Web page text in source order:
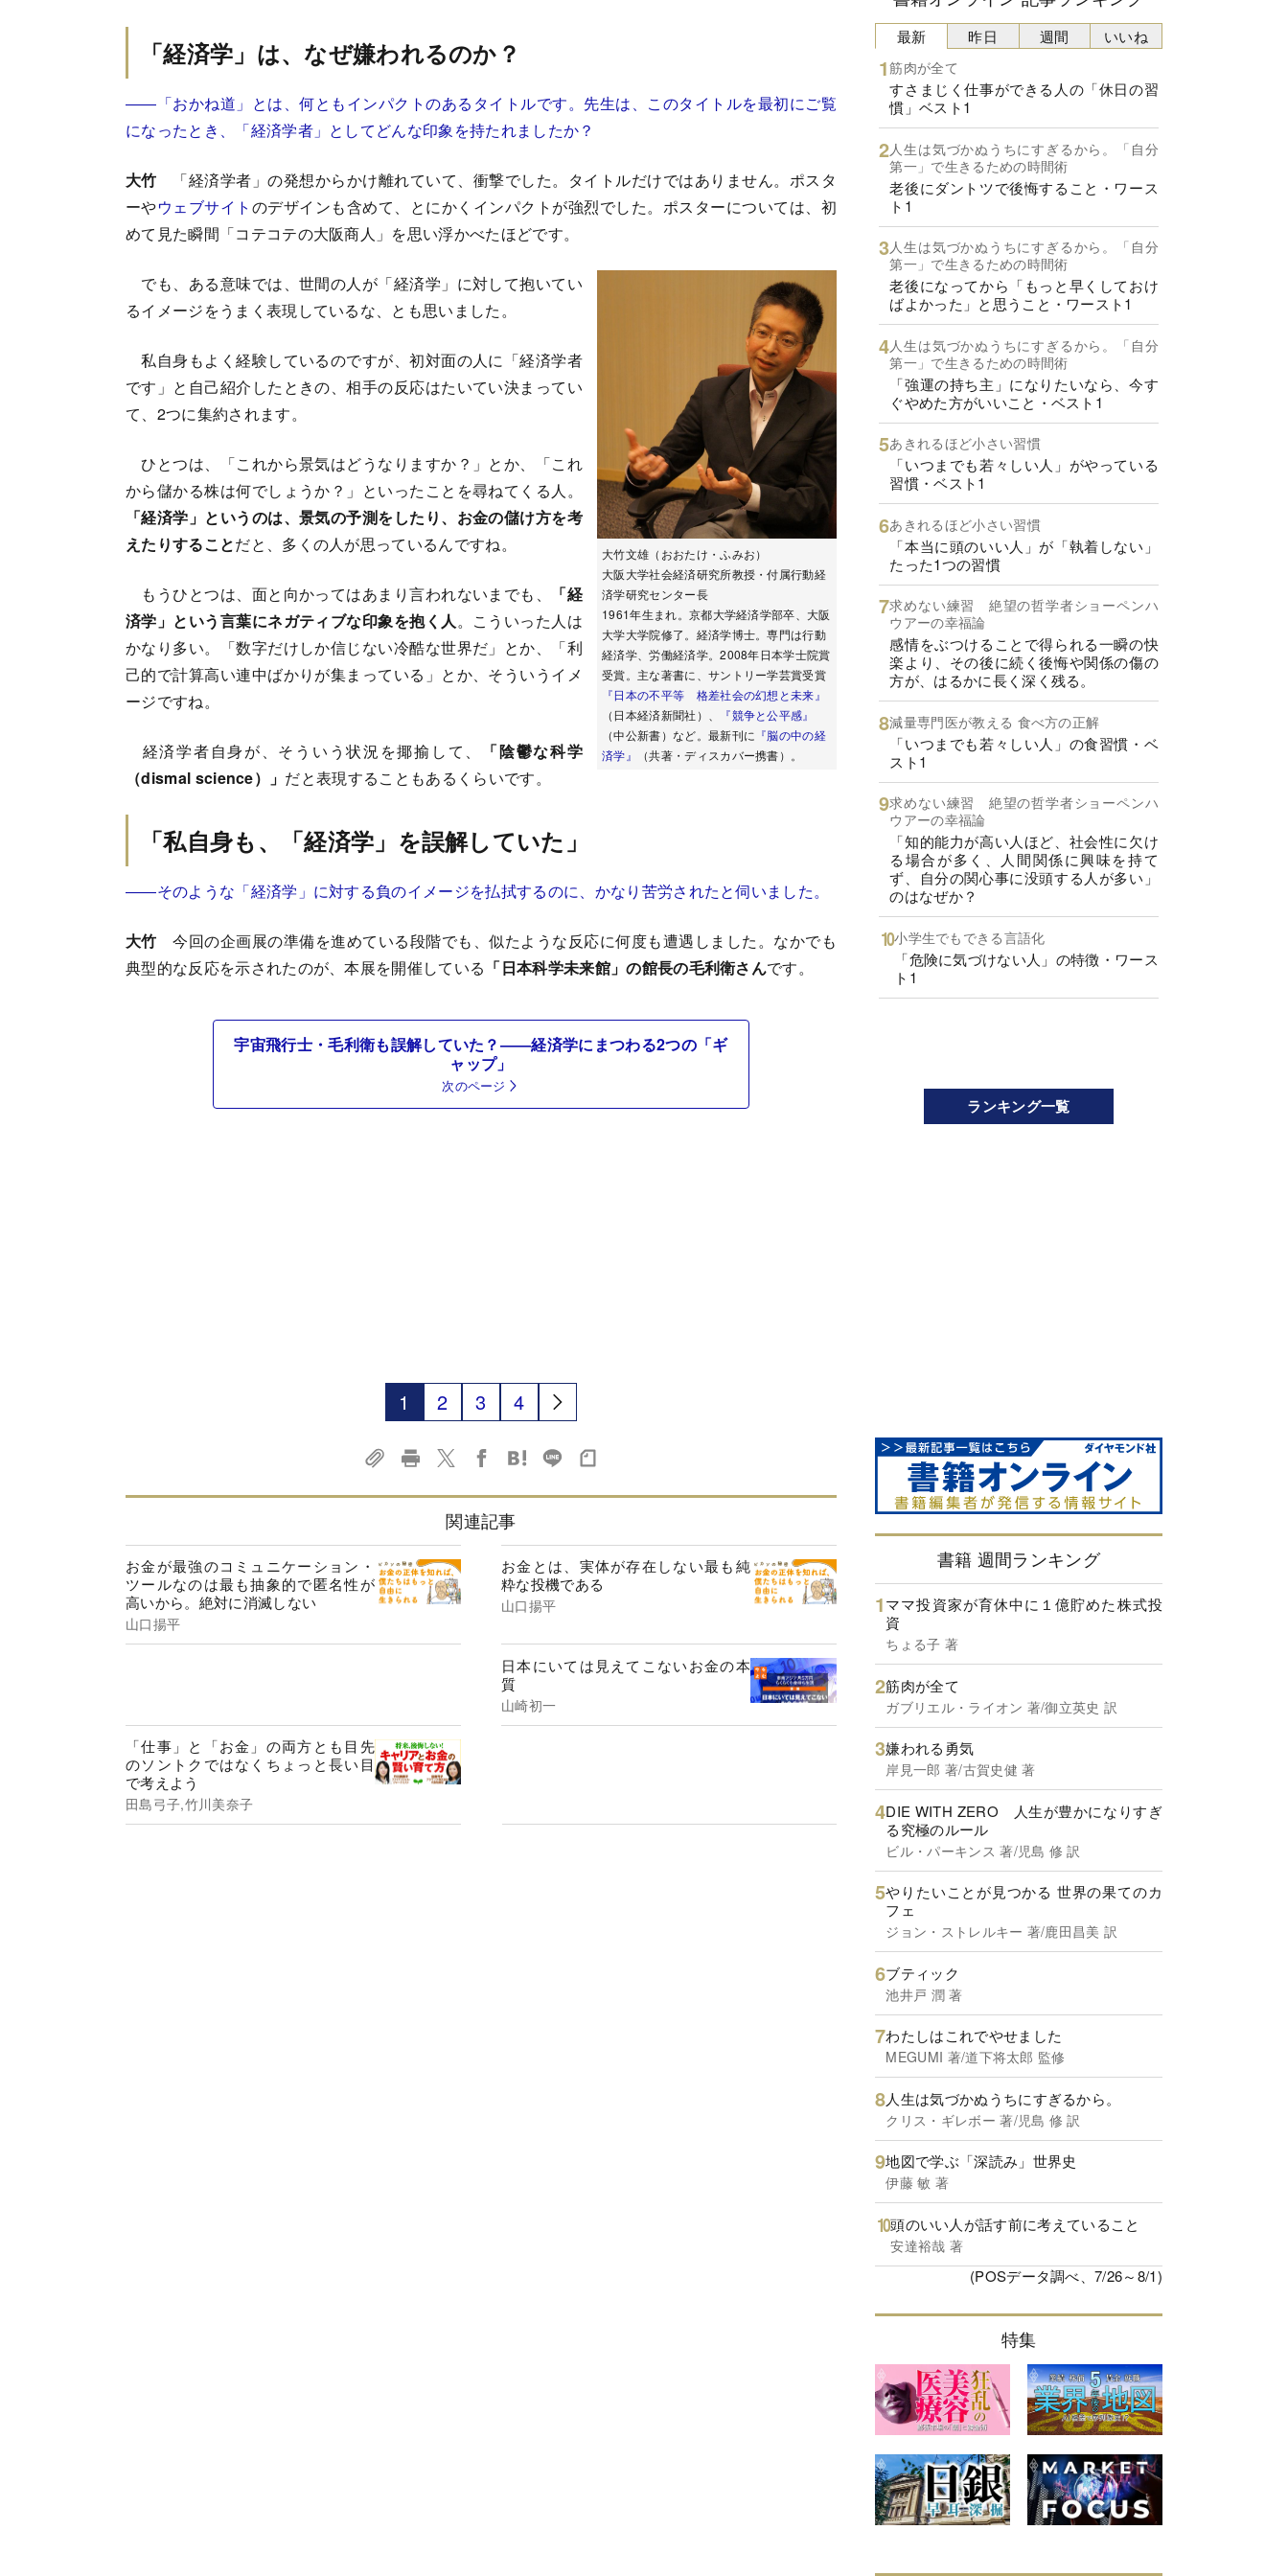
「経済学」は、なぜ嫌われるのか？
――「おかね道」とは、何ともインパクトのあるタイトルです。先生は、このタイトルを最初にご覧
になったとき、「経済学者」としてどんな印象を持たれましたか？
大竹 「経済学者」の発想からかけ離れていて、衝撃でした。タイトルだけではありません。ポスタ
ーやウェブサイト のデザインも含めて、とにかくインパクトが強烈でした。ポスターについては、初
めて見た瞬間「コテコテの大阪商人」を思い浮かべたほどです。
大竹文雄（おおたけ・ふみお）
大阪大学社会経済研究所教授・付属行動経
済学研究センター長
1961年生まれ。京都大学経済学部卒、大阪
大学大学院修了。経済学博士。専門は行動
経済学、労働経済学。2008年日本学士院賞
受賞。主な著書に、サントリー学芸賞受賞
『日本の不平等 格差社会の幻想と未来』
（日本経済新聞社）、
『競争と公平感』
（中公新書）など。最新刊に 『脳の中の経
済学』
（共著・ディスカバー携書）。
でも、ある意味では、世間の人が「経済学」に対して抱いてい
るイメージをうまく表現しているな、とも思いました。
私自身もよく経験しているのですが、初対面の人に「経済学者
です」と自己紹介したときの、相手の反応はたいてい決まってい
て、2つに集約されます。
ひとつは、「これから景気はどうなりますか？」とか、「これ
から儲かる株は何でしょうか？」といったことを尋ねてくる人。
「経済学」というのは、景気の予測をしたり、お金の儲け方を考
えたりすることだと、多くの人が思っているんですね。
もうひとつは、面と向かってはあまり言われないまでも、
「経
済学」という言葉にネガティブな印象を抱く人 。こういった人は
かなり多い。「数字だけしか信じない冷酷な世界だ」とか、「利
己的で計算高い連中ばかりが集まっている」とか、そういうイメ
ージですね。
経済学者自身が、そういう状況を揶揄して、
「陰鬱な科学
（dismal science）」 だと表現することもあるくらいです。
「私自身も、「経済学」を誤解していた」
――そのような「経済学」に対する負のイメージを払拭するのに、かなり苦労されたと伺いました。
大竹 今回の企画展の準備を進めている段階でも、似たような反応に何度も遭遇しました。なかでも
典型的な反応を示されたのが、本展を開催している 「日本科学未来館」の館長の毛利衛さんです。
宇宙飛行士・毛利衛も誤解していた？――経済学にまつわる2つの「ギ
ャップ」
次のページ
1 2 3 4
関連記事
お金が最強のコミュニケーション・
ツールなのは最も抽象的で匿名性が
高いから。絶対に消滅しない
山口揚平
お金とは、実体が存在しない最も純
粋な投機である
山口揚平
日本にいては見えてこないお金の本
質
山崎初一
「仕事」と「お金」の両方とも目先
のソントクではなくちょっと長い目
で考えよう
田島弓子,竹川美奈子
最新
筋肉が全て
すさまじく仕事ができる人の「休日の習
慣」ベスト1
人生は気づかぬうちにすぎるから。「自分
第一」で生きるための時間術
老後にダントツで後悔すること・ワース
ト1
人生は気づかぬうちにすぎるから。「自分
第一」で生きるための時間術
老後になってから「もっと早くしておけ
ばよかった」と思うこと・ワースト1
人生は気づかぬうちにすぎるから。「自分
第一」で生きるための時間術
「強運の持ち主」になりたいなら、今す
ぐやめた方がいいこと・ベスト1
あきれるほど小さい習慣
「いつまでも若々しい人」がやっている
習慣・ベスト1
あきれるほど小さい習慣
「本当に頭のいい人」が「執着しない」
たった1つの習慣
求めない練習 絶望の哲学者ショーペンハ
ウアーの幸福論
感情をぶつけることで得られる一瞬の快
楽より、その後に続く後悔や関係の傷の
方が、はるかに長く深く残る。
減量専門医が教える 食べ方の正解
「いつまでも若々しい人」の食習慣・ベ
スト1
求めない練習 絶望の哲学者ショーペンハ
ウアーの幸福論
「知的能力が高い人ほど、社会性に欠け
る場合が多く、人間関係に興味を持て
ず、自分の関心事に没頭する人が多い」
のはなぜか？
小学生でもできる言語化
「危険に気づけない人」の特徴・ワース
ト1
昨日 週間 いいね
ランキング一覧
書籍 週間ランキング
ママ投資家が育休中に１億貯めた株式投
資
ちょる子 著
筋肉が全て
ガブリエル・ライオン 著/御立英史 訳
嫌われる勇気
岸見一郎 著/古賀史健 著
DIE WITH ZERO 人生が豊かになりすぎ
る究極のルール
ビル・パーキンス 著/児島 修 訳
やりたいことが見つかる 世界の果てのカ
フェ
ジョン・ストレルキー 著/鹿田昌美 訳
ブティック
池井戸 潤 著
わたしはこれでやせました
MEGUMI 著/道下将太郎 監修
人生は気づかぬうちにすぎるから。
クリス・ギレボー 著/児島 修 訳
地図で学ぶ「深読み」世界史
伊藤 敏 著
頭のいい人が話す前に考えていること
安達裕哉 著
(POSデータ調べ、7/26～8/1)
特集